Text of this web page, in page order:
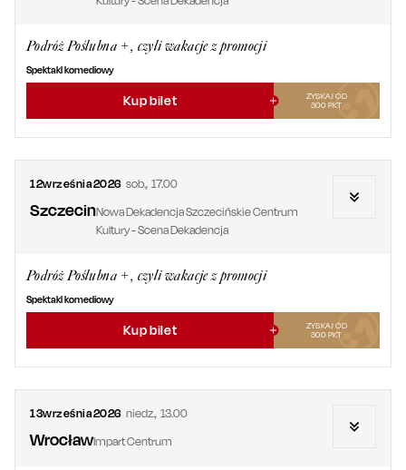
Podróż Poślubna +, czyli wakacje z promocji
Spektakl komediowy
Kup bilet
ZYSKAJ OD
300 PKT
12września2026 sob., 17.00
SzczecinNowa Dekadencja Szczecińskie Centrum
Kultury - Scena Dekadencja
Podróż Poślubna +, czyli wakacje z promocji
Spektakl komediowy
Kup bilet
ZYSKAJ OD
300 PKT
13września2026 niedz., 13.00
WrocławImpart Centrum